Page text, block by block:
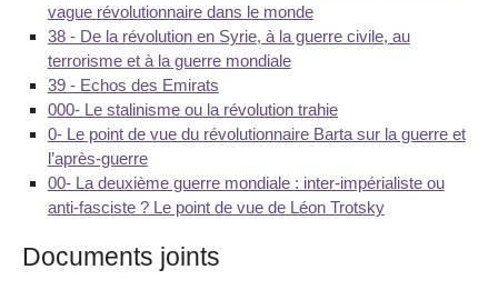
vague révolutionnaire dans le monde
38 - De la révolution en Syrie, à la guerre civile, au
terrorisme et à la guerre mondiale
39 - Echos des Emirats
000- Le stalinisme ou la révolution trahie
0- Le point de vue du révolutionnaire Barta sur la guerre et
l’après-guerre
00- La deuxième guerre mondiale : inter-impérialiste ou
anti-fasciste ? Le point de vue de Léon Trotsky
Documents joints